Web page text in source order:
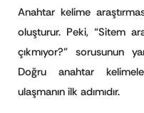
Anahtar kelime
oluşturur. Peki, “Sitem
çıkmıyor?” sorusunun
Doğru anahtar
ulaşmanın ilk adımıdır.